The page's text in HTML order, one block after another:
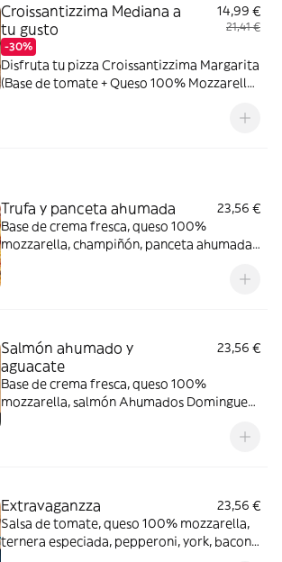
Croissantizzima Mediana a
tu gusto
-30%
14,99 €
21,41 €
Disfruta tu pizza Croissantizzima Margarita
(Base de tomate + Queso 100% Mozzarella)
Trufa y panceta ahumada
23,56 €
Base de crema fresca, queso 100%
mozzarella, champiñón, panceta ahumada
Salmón ahumado y
aguacate
23,56 €
Base de crema fresca, queso 100%
mozzarella, salmón Ahumados Dominguez
Extravaganzza
23,56 €
Salsa de tomate, queso 100% mozzarella,
ternera especiada, pepperoni, york, bacon,